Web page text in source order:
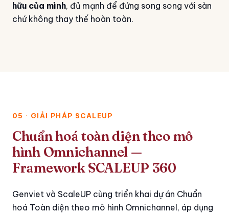
hữu của mình, đủ mạnh để đứng song song với sàn
chứ không thay thế hoàn toàn.
05 · GIẢI PHÁP SCALEUP
Chuẩn hoá toàn diện theo mô
hình Omnichannel —
Framework SCALEUP 360
Genviet và ScaleUP cùng triển khai dự án Chuẩn
hoá Toàn diện theo mô hình Omnichannel, áp dụng